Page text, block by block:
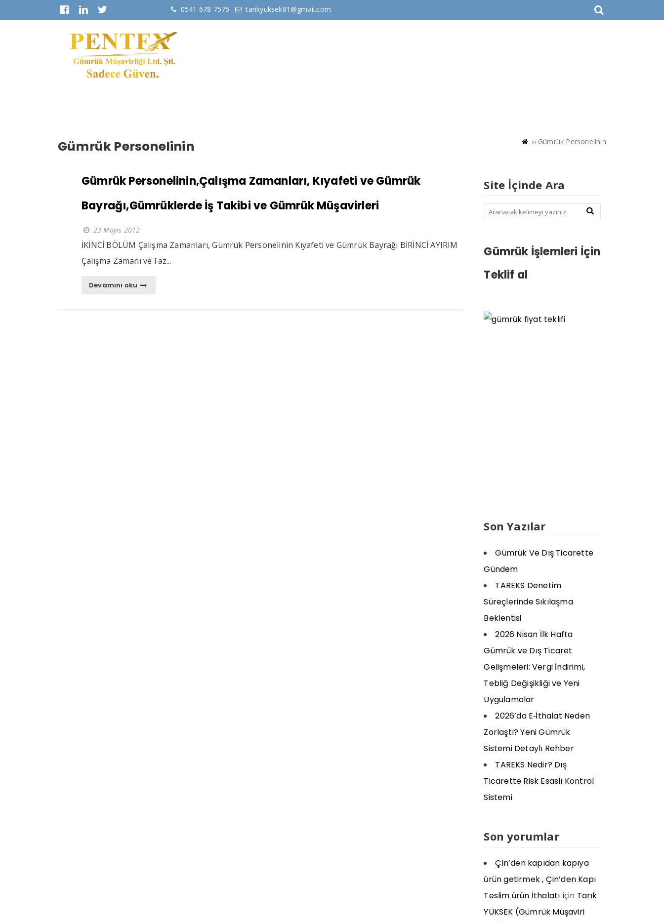
0541 678 7575 tarikyuksek81@gmail.com
Gümrük Personelinin ›› Gümrük Personelinin
Gümrük Personelinin,Çalışma Zamanları, Kıyafeti ve Gümrük
Bayrağı,Gümrüklerde İş Takibi ve Gümrük Müşavirleri
23 Mayıs 2012
İKİNCİ BÖLÜM Çalışma Zamanları, Gümrük Personelinin Kıyafeti ve Gümrük Bayrağı BİRİNCİ AYIRIM
Çalışma Zamanı ve Faz...
Devamını oku
Site İçinde Ara
Gümrük İşlemleri İçin
Teklif al
Son Yazılar
Gümrük Ve Dış Ticarette
Gündem
TAREKS Denetim
Süreçlerinde Sıkılaşma
Beklentisi
2026 Nisan İlk Hafta
Gümrük ve Dış Ticaret
Gelişmeleri: Vergi İndirimi,
Tebliğ Değişikliği ve Yeni
Uygulamalar
2026’da E‑İthalat Neden
Zorlaştı? Yeni Gümrük
Sistemi Detaylı Rehber
TAREKS Nedir? Dış
Ticarette Risk Esaslı Kontrol
Sistemi
Son yorumlar
Çin’den kapıdan kapıya
ürün getirmek , Çin’den Kapı
Teslim ürün İthalatı için Tarık
YÜKSEK (Gümrük Müşaviri